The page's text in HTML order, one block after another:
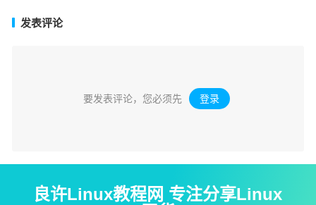
发表评论
要发表评论，您必须先 登录 。
良许Linux教程网 专注分享Linux